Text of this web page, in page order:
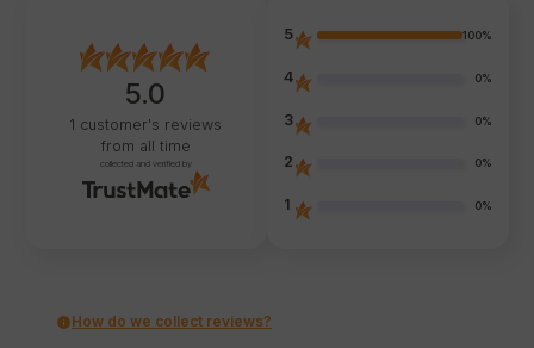
5.0
1 customer's reviews
from all time
collected and verified by
5 100%
4 0%
3 0%
2 0%
1 0%
How do we collect reviews?